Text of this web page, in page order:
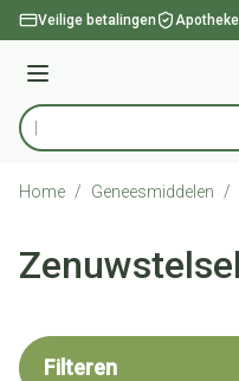
Ga naar de inhoud
Veilige betalingen
Menu
Product, merk, categorie...
Home / Geneesmiddelen /
Zenuwstelsel
Filteren